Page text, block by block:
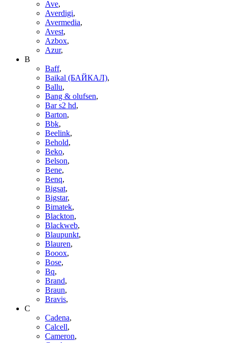
Ave,
Averdigi,
Avermedia,
Avest,
Azbox,
Azur,
B
Baff,
Baikal (БАЙКАЛ),
Ballu,
Bang & olufsen,
Bar s2 hd,
Barton,
Bbk,
Beelink,
Behold,
Beko,
Belson,
Bene,
Benq,
Bigsat,
Bigstar,
Bimatek,
Blackton,
Blackweb,
Blaupunkt,
Blauren,
Booox,
Bose,
Bq,
Brand,
Braun,
Bravis,
C
Cadena,
Calcell,
Cameron,